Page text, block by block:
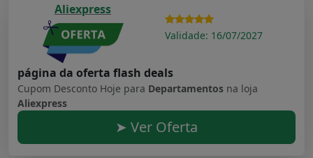
Aliexpress
Validade: 16/07/2027
página da oferta flash deals
Cupom Desconto Hoje para Departamentos na loja
Aliexpress
➤ Ver Oferta